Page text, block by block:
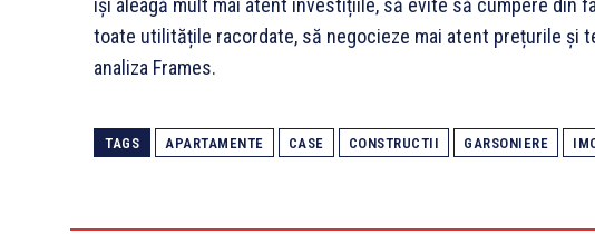
își aleagă mult mai atent investițiile, să evite să cumpere din
toate utilitățile racordate, să negocieze mai atent prețurile și
analiza Frames.
TAGS APARTAMENTE CASE CONSTRUCTII GARSONIERE